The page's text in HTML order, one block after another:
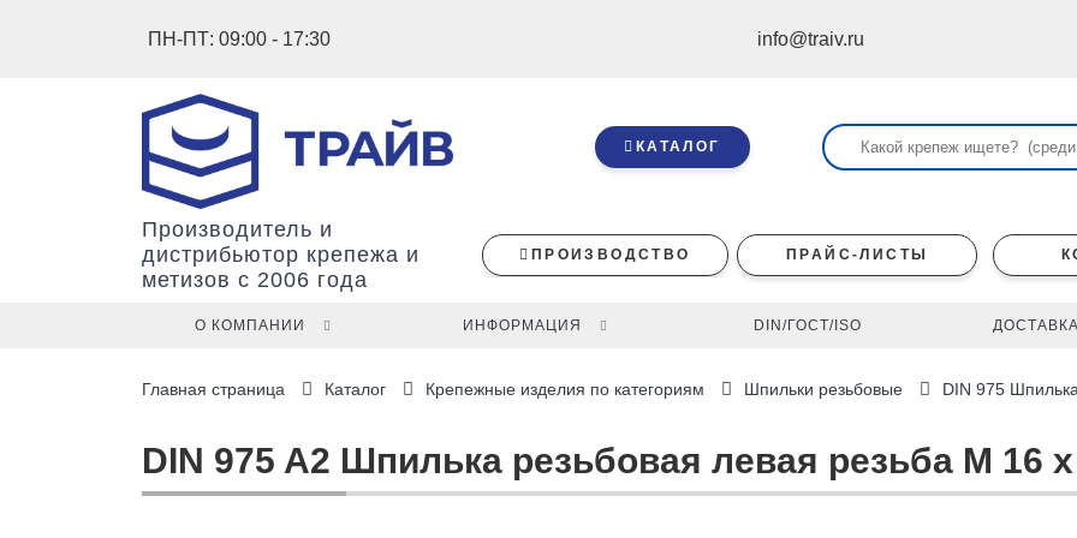
ПН-ПТ: 09:00 - 17:30 info@traiv.ru
КАТАЛОГ
Производитель и
дистрибьютор крепежа и
метизов с 2006 года
ПРОИЗВОДСТВО ПРАЙС-ЛИСТЫ
О КОМПАНИИ ИНФОРМАЦИЯ DIN/ГОСТ/ISO
Главная страница Каталог Крепежные изделия по категориям Шпильки резьбовые DIN 975
DIN 975 A2 Шпилька резьбовая левая резьба M 16